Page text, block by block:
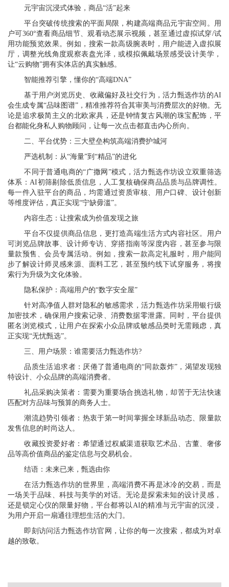
元宇宙沉浸式体验，商品“活”起来
平台突破传统搜索的平面局限，构建高端商品元宇宙空间。用
户可360°查看商品细节、观看动态展示视频，甚至通过虚拟试穿/试
用功能预览效果。例如，搜索一款高级腕表时，用户能进入虚拟展
厅，调整光线角度观察表盘光泽，或模拟佩戴场景感受设计美学，
让“云购物”拥有实体店的真实触感。
智能推荐引擎，懂你的“高端DNA”
基于用户浏览历史、收藏偏好及社交行为，活力甄选作坊的AI
会生成专属“品味图谱”，精准推荐符合其审美与消费层次的好物。无
论是追求极简主义的北欧家具，还是钟情复古风潮的珠宝配饰，平
台都能化身私人购物顾问，让每一次点击都直击内心所向。
二、平台优势：三大壁垒构筑高端消费护城河
严选机制：从“海量”到“精品”的进化
不同于普通电商的“广撒网”模式，活力甄选作坊设立双重筛选
体系：AI初筛剔除低质信息，人工复核确保商品品质与品牌调性。
每一件入驻平台的商品，均需通过资质审核、用户口碑、设计创新
等维度评估，真正实现“宁缺毋滥”。
内容生态：让搜索成为价值发现之旅
平台不仅提供商品信息，更打造高端生活方式内容社区。用户
可浏览品牌故事、设计师专访、穿搭指南等深度内容，甚至参与限
量款预售、会员专属活动。例如，搜索一款高定礼服时，用户能同
步了解设计师灵感来源、面料工艺，甚至预约线下试穿服务，将搜
索行为升级为文化体验。
隐私保护：高端用户的“数字安全屋”
针对高净值人群对隐私的敏感需求，活力甄选作坊采用银行级
加密技术，确保用户搜索记录、消费数据零泄露。同时，平台提供
匿名浏览模式，让用户在探索小众品牌或敏感品类时无需顾虑，真
正实现“无忧甄选”。
三、用户场景：谁需要活力甄选作坊?
品质生活追求者：厌倦了普通电商的“同款轰炸”，渴望发现独
特设计、小众品牌的高端消费者。
礼品采购决策者：需要为重要场合挑选礼物，却苦于无法快速
匹配对方品味与预算的商务人士。
潮流趋势引领者：热衷于第一时间掌握全球新品动态、限量款
发售信息的时尚达人。
收藏投资爱好者：希望通过权威渠道获取艺术品、古董、奢侈
品等高价值商品的鉴定信息与交易机会。
结语：未来已来，甄选由你
在活力甄选作坊的世界里，高端消费不再是冰冷的交易，而是
一场关于品味、科技与美学的对话。无论是探索未知的设计灵感，
还是锁定心仪的限量好物，平台都将以AI的精准与元宇宙的沉浸，
为用户开启一扇通往理想生活的大门。
即刻访问活力甄选作坊官网，让你的每一次搜索，都成为对卓
越的致敬。